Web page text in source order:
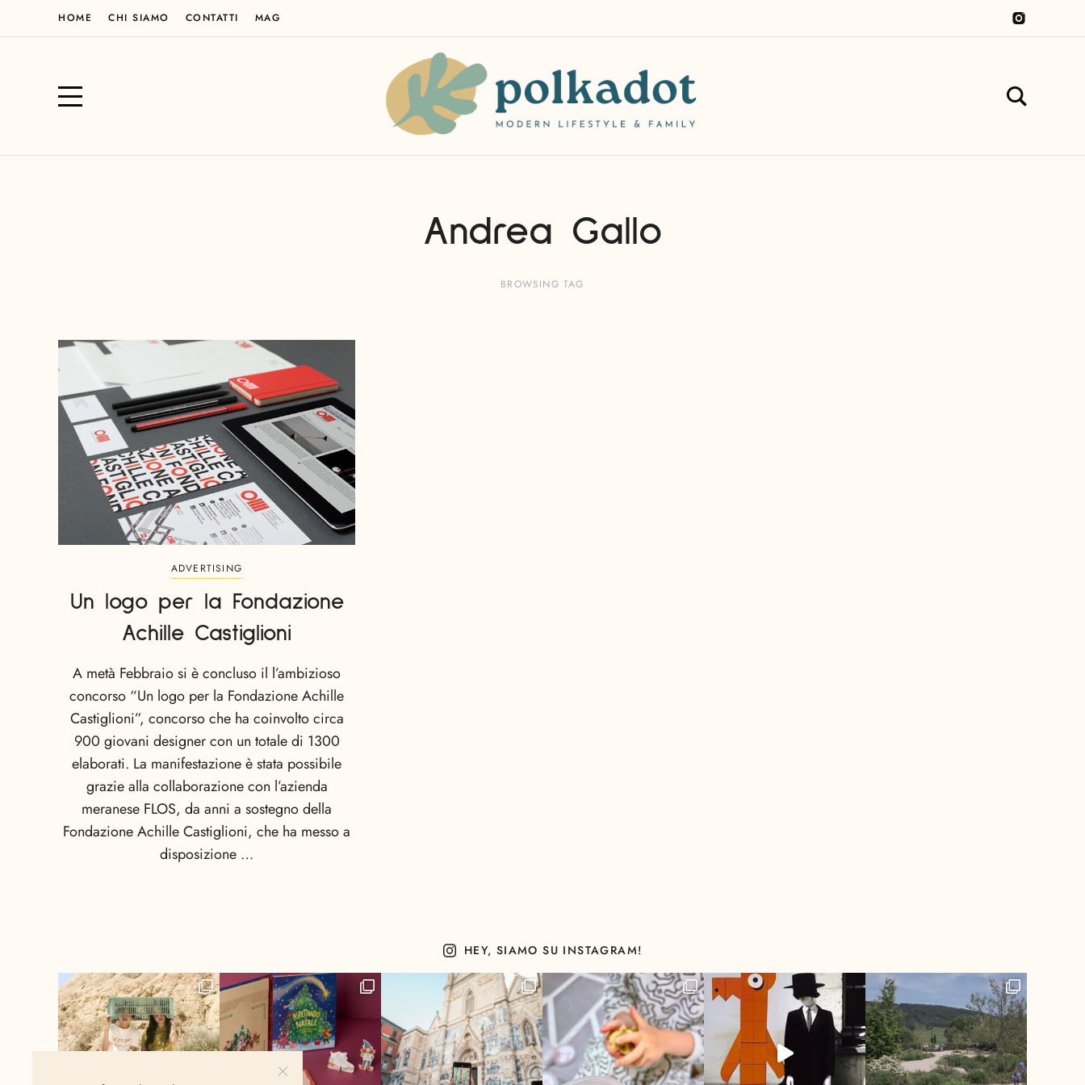
HOME CHI SIAMO CONTATTI MAG
Andrea Gallo
BROWSING TAG
ADVERTISING
Un logo per la Fondazione
Achille Castiglioni
A metà Febbraio si è concluso il l’ambizioso
concorso “Un logo per la Fondazione Achille
Castiglioni”, concorso che ha coinvolto circa
900 giovani designer con un totale di 1300
elaborati. La manifestazione è stata possibile
grazie alla collaborazione con l’azienda
meranese FLOS, da anni a sostegno della
Fondazione Achille Castiglioni, che ha messo a
disposizione …
HEY, SIAMO SU INSTAGRAM!